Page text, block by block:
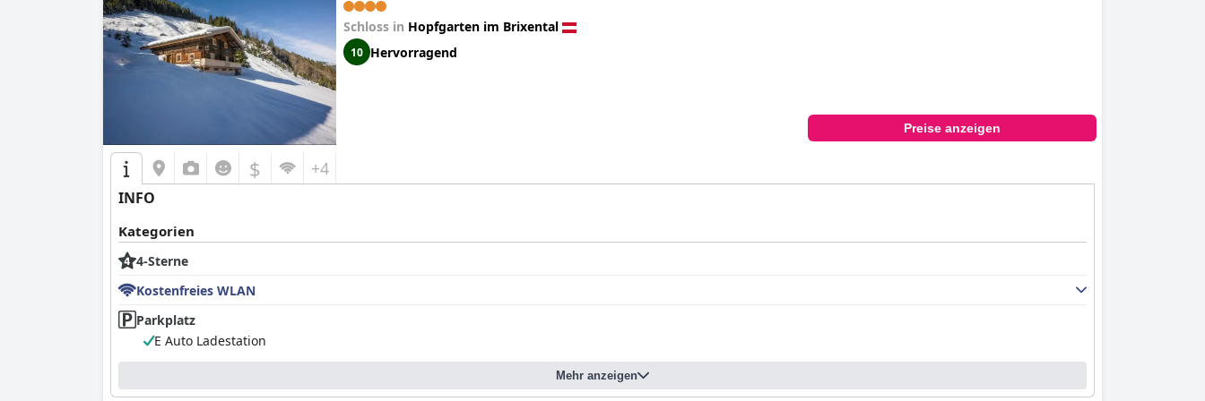
Schloss in Hopfgarten im Brixental
10 Hervorragend
Preise anzeigen
$ +4
INFO
Kategorien
4-Sterne
Kostenfreies WLAN
Parkplatz
E Auto Ladestation
Mehr anzeigen